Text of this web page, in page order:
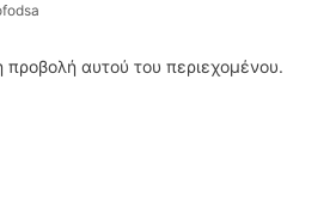
προβολή αυτού του περιεχομένου.